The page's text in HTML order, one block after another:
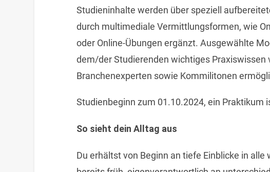
Studieninhalte werden über speziell
durch multimediale Vermittlungsformen, wie
oder Online-Übungen ergänzt. Ausgewählte
dem/der Studierenden wichtiges
Branchenexperten sowie Kommilitonen
Studienbeginn zum 01.10.2024, ein Praktikum
So sieht dein Alltag aus
Du erhältst von Beginn an tiefe Einblicke in